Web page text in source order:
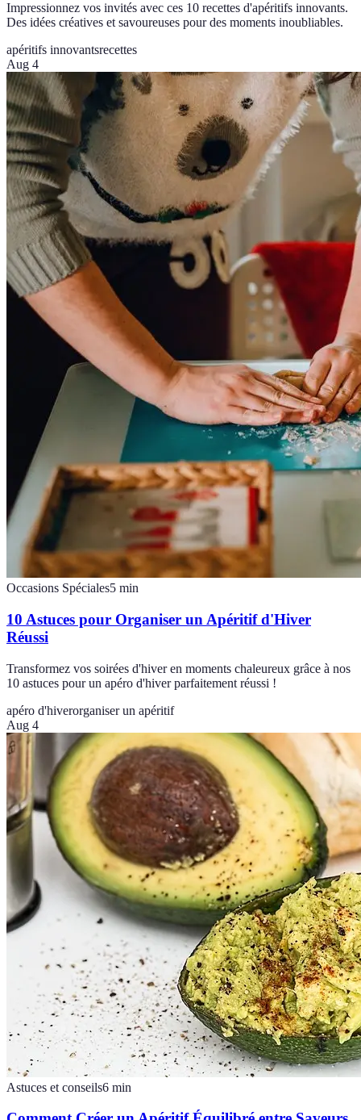
Impressionnez vos invités avec ces 10 recettes d'apéritifs innovants.
Des idées créatives et savoureuses pour des moments inoubliables.
apéritifs innovantsrecettes
Aug 4
Occasions Spéciales5 min
10 Astuces pour Organiser un Apéritif d'Hiver
Réussi
Transformez vos soirées d'hiver en moments chaleureux grâce à nos
10 astuces pour un apéro d'hiver parfaitement réussi !
apéro d'hiverorganiser un apéritif
Aug 4
Astuces et conseils6 min